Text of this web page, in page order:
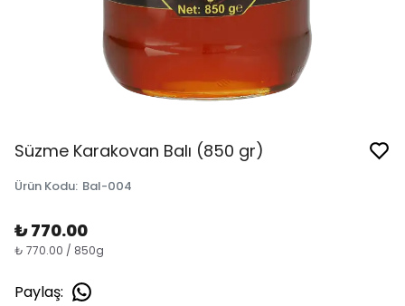
Süzme Karakovan Balı (850 gr)
Ürün Kodu: Bal-004
₺ 770.00
₺ 770.00 / 850g
Paylaş: